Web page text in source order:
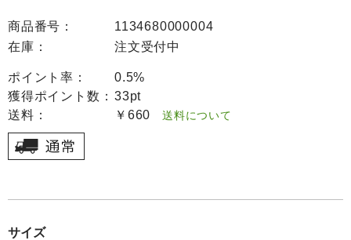
商品番号：
1134680000004
在庫：
注文受付中
ポイント率：
0.5%
獲得ポイント数： 33pt
送料：
￥660 送料について
サイズ